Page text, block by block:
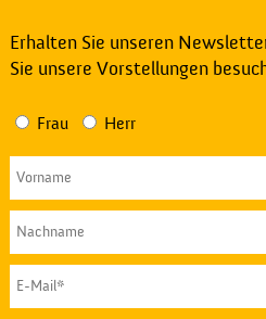
Erhalten Sie unseren
Sie unsere Vorstellungen
Frau Herr